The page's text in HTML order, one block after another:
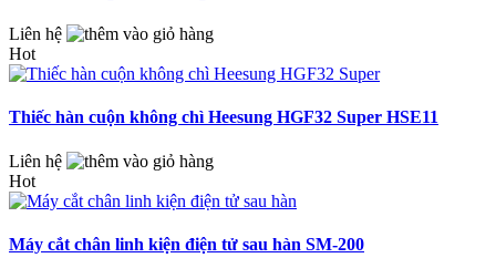
Liên hệ
Hot
Thiếc hàn cuộn không chì Heesung HGF32 Super HSE11
Liên hệ
Hot
Máy cắt chân linh kiện điện tử sau hàn SM-200